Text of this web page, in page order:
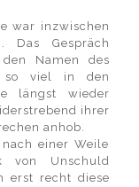
war inzwischen
Das Gespräch
Namen des
so viel in den
längst wieder
ihrer
anhob.
einer Weile
von Unschuld
erst recht diese